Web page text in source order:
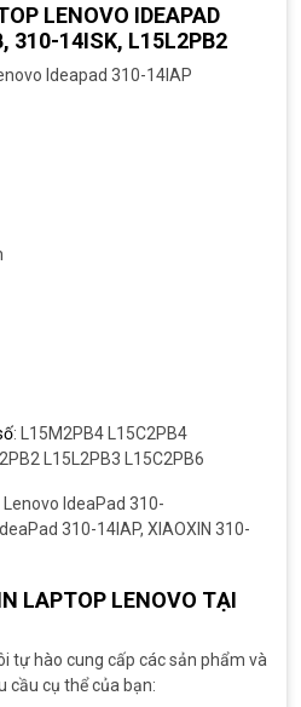
LENOVO IDEAPAD
310-14ISK, L15L2PB2
Ideapad 310-14IAP
: L15M2PB4 L15C2PB4
L15L2PB3 L15C2PB6
IdeaPad 310-
310-14IAP, XIAOXIN 310-
LAPTOP LENOVO TẠI
tự hào cung cấp các sản phẩm và
cầu cụ thể của bạn: